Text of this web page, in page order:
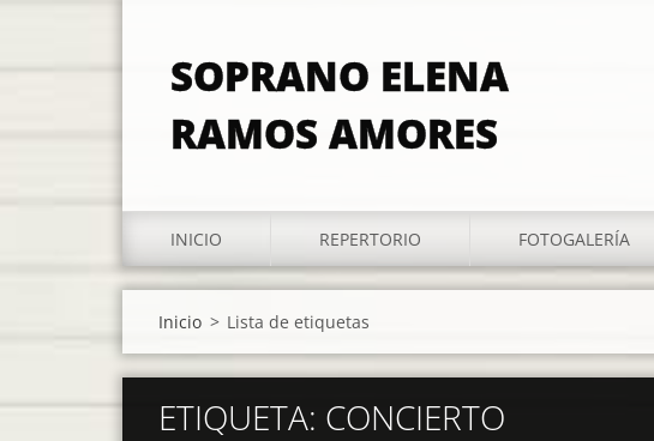
SOPRANO ELENA
RAMOS AMORES
INICIO REPERTORIO FOTOGALERÍA
Inicio > Lista de etiquetas
ETIQUETA: CONCIERTO